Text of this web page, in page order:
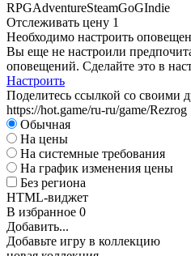
RPGAdventureSteamGoGIndie
Отслеживать цену 1
Необходимо настроить
Вы еще не настроили
оповещений. Сделайте это в
Настроить
Поделитесь ссылкой со своими
https://hot.game/ru-ru/game/Rezrog
Обычная
На цены
На системные требования
На график изменения цены
Без региона
HTML-виджет
В избранное 0
Добавить...
Добавьте игру в коллекцию